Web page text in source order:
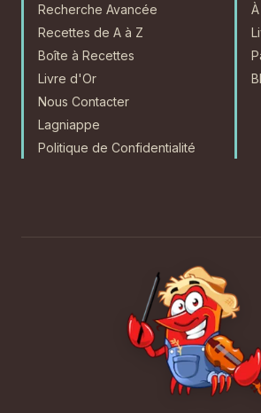
Recherche Avancée
Recettes de A à Z
Boîte à Recettes
Livre d'Or
Nous Contacter
Lagniappe
Politique de Confidentialité